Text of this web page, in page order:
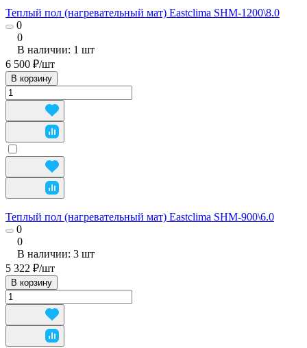
Теплый пол (нагревательный мат) Eastclima SHM-1200\8.0
0
0
В наличии: 1 шт
6 500 ₽/шт
В корзину
Теплый пол (нагревательный мат) Eastclima SHM-900\6.0
0
0
В наличии: 3 шт
5 322 ₽/шт
В корзину